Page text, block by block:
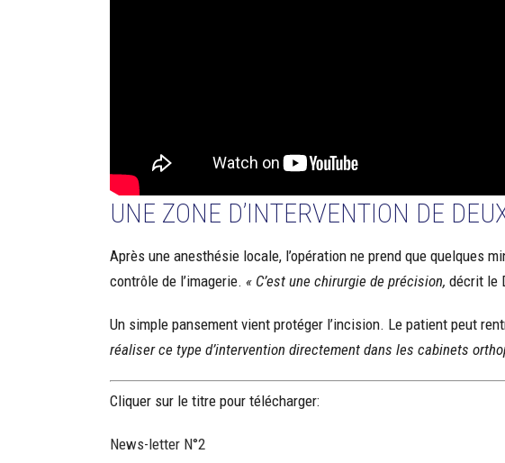
UNE ZONE D’INTERVENTION DE
Après une anesthésie locale, l’opération ne prend que quelques
contrôle de l’imagerie. « C’est une chirurgie de précision, décrit le
Un simple pansement vient protéger l’incision. Le patient peut
réaliser ce type d’intervention directement dans les cabinets
Cliquer sur le titre pour télécharger:
News-letter N°2